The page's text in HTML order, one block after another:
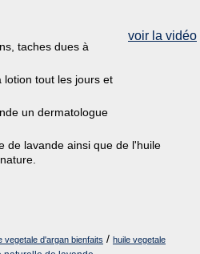
voir la vidéo
taches dues à
lotion tout les jours et
un dermatologue
de lavande ainsi que de l'huile
vegetale d'argan bienfaits / huile vegetale